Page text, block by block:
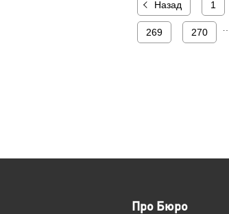
Назад 1
269 270
Про Бюро